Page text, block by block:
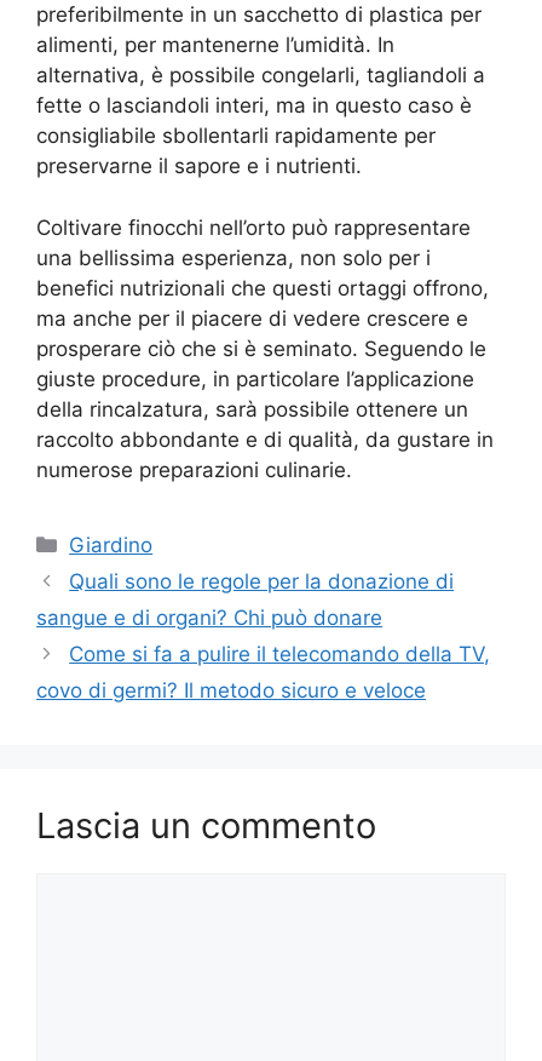
preferibilmente in un sacchetto di plastica per
alimenti, per mantenerne l’umidità. In
alternativa, è possibile congelarli, tagliandoli a
fette o lasciandoli interi, ma in questo caso è
consigliabile sbollentarli rapidamente per
preservarne il sapore e i nutrienti.
Coltivare finocchi nell’orto può rappresentare
una bellissima esperienza, non solo per i
benefici nutrizionali che questi ortaggi offrono,
ma anche per il piacere di vedere crescere e
prosperare ciò che si è seminato. Seguendo le
giuste procedure, in particolare l’applicazione
della rincalzatura, sarà possibile ottenere un
raccolto abbondante e di qualità, da gustare in
numerose preparazioni culinarie.
Categorie
Giardino
Quali sono le regole per la donazione di
sangue e di organi? Chi può donare
Come si fa a pulire il telecomando della TV,
covo di germi? Il metodo sicuro e veloce
Lascia un commento